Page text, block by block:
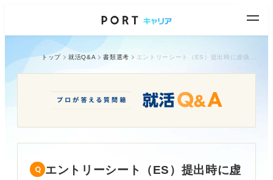
トップ 就活Q&A 書類選考
エントリーシート（ES）提出時に虚